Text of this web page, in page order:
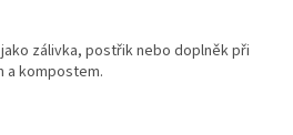
zálivka, postřik nebo doplněk při
a kompostem.